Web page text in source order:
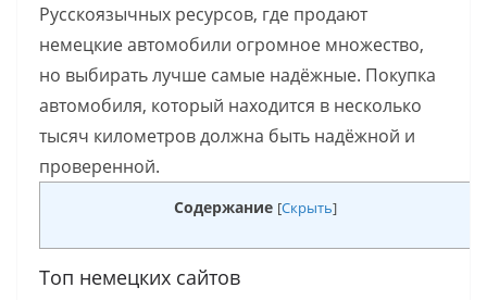
Русскоязычных ресурсов, где продают
немецкие автомобили огромное множество,
но выбирать лучше самые надёжные. Покупка
автомобиля, который находится в несколько
тысяч километров должна быть надёжной и
проверенной.
Содержание [Скрыть]
Топ немецких сайтов